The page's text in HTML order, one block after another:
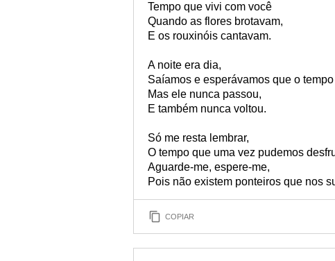
Tempo que vivi com você
Quando as flores brotavam,
E os rouxinóis cantavam.
A noite era dia,
Saíamos e esperávamos que o
Mas ele nunca passou,
E também nunca voltou.
Só me resta lembrar,
O tempo que uma vez pudemos
Aguarde-me, espere-me,
Pois não existem ponteiros que nos
COPIAR